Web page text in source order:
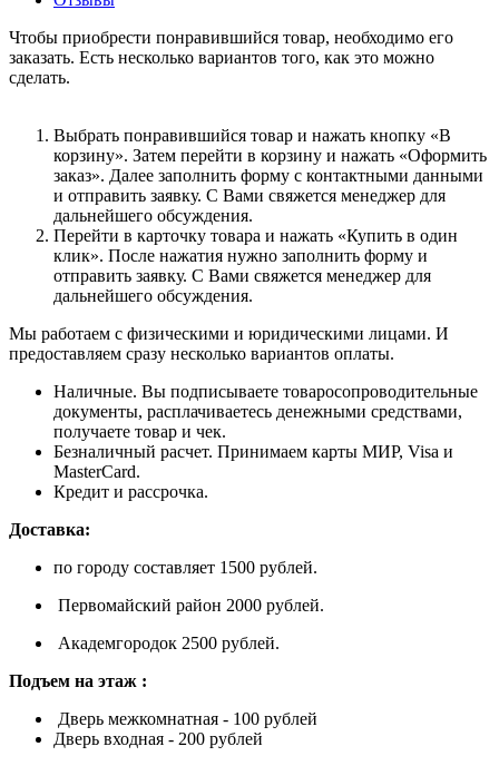
Чтобы приобрести понравившийся товар, необходимо его
заказать. Есть несколько вариантов того, как это можно
сделать.
Выбрать понравившийся товар и нажать кнопку «В
корзину». Затем перейти в корзину и нажать «Оформить
заказ». Далее заполнить форму с контактными данными
и отправить заявку. С Вами свяжется менеджер для
дальнейшего обсуждения.
Перейти в карточку товара и нажать «Купить в один
клик». После нажатия нужно заполнить форму и
отправить заявку. С Вами свяжется менеджер для
дальнейшего обсуждения.
Мы работаем с физическими и юридическими лицами. И
предоставляем сразу несколько вариантов оплаты.
Наличные. Вы подписываете товаросопроводительные
документы, расплачиваетесь денежными средствами,
получаете товар и чек.
Безналичный расчет. Принимаем карты МИР, Visa и
MasterCard.
Кредит и рассрочка.
Доставка:
по городу составляет 1500 рублей.
Первомайский район 2000 рублей.
Академгородок 2500 рублей.
Подъем на этаж :
Дверь межкомнатная - 100 рублей
Дверь входная - 200 рублей